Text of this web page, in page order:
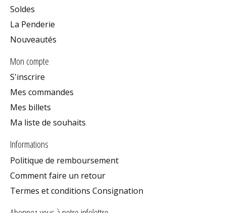
Soldes
La Penderie
Nouveautés
Mon compte
S'inscrire
Mes commandes
Mes billets
Ma liste de souhaits
Informations
Politique de remboursement
Comment faire un retour
Termes et conditions Consignation